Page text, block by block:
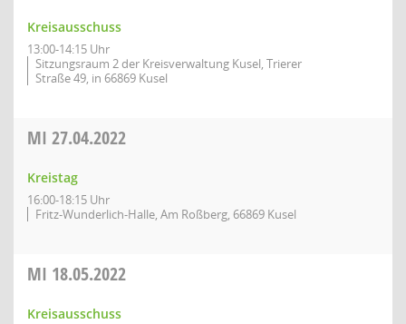
Kreisausschuss
13:00-14:15 Uhr
Sitzungsraum 2 der Kreisverwaltung Kusel, Trierer
Straße 49, in 66869 Kusel
MI 27.04.2022
Kreistag
16:00-18:15 Uhr
Fritz-Wunderlich-Halle, Am Roßberg, 66869 Kusel
MI 18.05.2022
Kreisausschuss